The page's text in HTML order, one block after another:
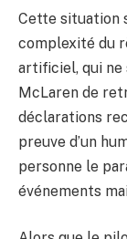
Cette situation
complexité du
artificiel, qui ne
McLaren de
déclarations
preuve d’un
personne le
événements